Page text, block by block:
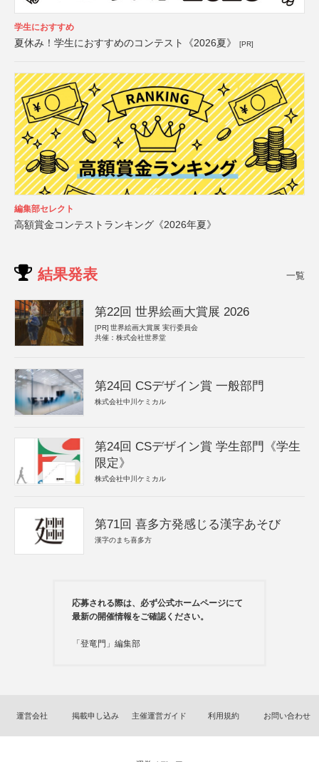
学生におすすめ
夏休み！学生におすすめのコンテスト《2026夏》 [PR]
編集部セレクト
高額賞金コンテストランキング《2026年夏》
結果発表 一覧
第22回 世界絵画大賞展 2026
[PR] 世界絵画大賞展 実行委員会
共催：株式会社世界堂
第24回 CSデザイン賞 一般部門
株式会社中川ケミカル
第24回 CSデザイン賞 学生部門《学生
限定》
株式会社中川ケミカル
第71回 喜多方発感じる漢字あそび
漢字のまち喜多方
応募される際は、必ず公式ホームページにて
最新の開催情報をご確認ください。
「登竜門」編集部
運営会社 掲載申し込み 主催運営ガイド 利用規約 お問い合わせ